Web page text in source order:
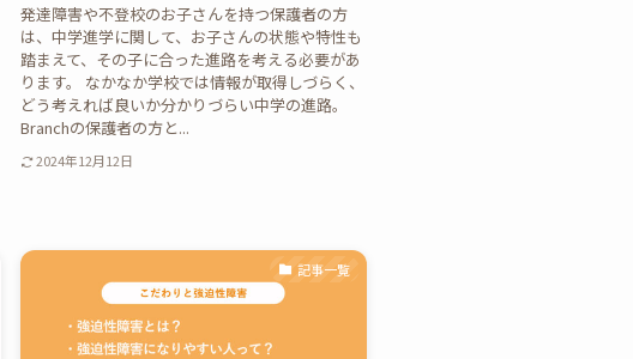
発達障害や不登校のお子さんを持つ保護者の方
は、中学進学に関して、お子さんの状態や特性も
踏まえて、その子に合った進路を考える必要があ
ります。 なかなか学校では情報が取得しづらく、
どう考えれば良いか分かりづらい中学の進路。
Branchの保護者の方と...
2024年12月12日
記事一覧